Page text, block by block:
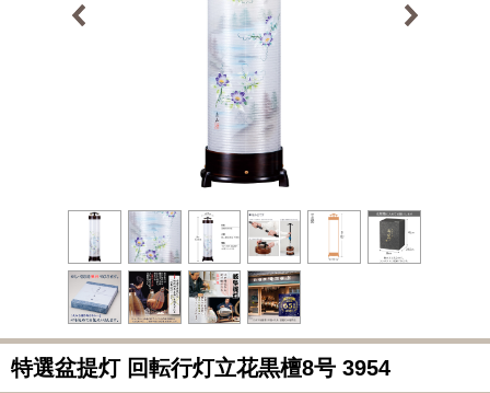
特選盆提灯 回転行灯立花黒檀8号 3954